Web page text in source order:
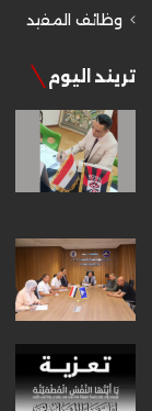
وظائف المفيد
تريند اليوم